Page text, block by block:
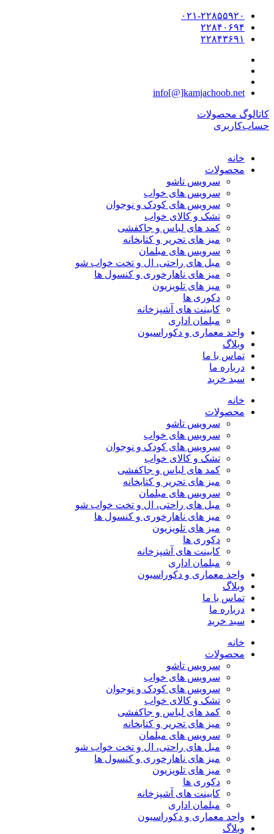
۰۲۱-۲۲۸۵۵۹۲۰
۲۲۸۴۰۶۹۴
۲۲۸۴۳۶۹۱
info[@]kamjachoob.net
کاتالوگ محصولات
حساب‌کاربری
خانه
محصولات
سرویس تاشو
سرویس های خواب
سرویس های کودک و نوجوان
تشک و کالای خواب
کمد های لباس و جاکفشی
میز های تحریر و کتابخانه
سرویس های مبلمان
مبل های راحتی، ال و تخت خواب شو
میز های ناهارخوری و کنسول ها
میز های تلویزیون
دکوری ها
کابینت های آشپزخانه
مبلمان اداری
واحد معماری و دکوراسیون
وبلاگ
تماس با ما
درباره ما
سبد خرید
خانه
محصولات
سرویس تاشو
سرویس های خواب
سرویس های کودک و نوجوان
تشک و کالای خواب
کمد های لباس و جاکفشی
میز های تحریر و کتابخانه
سرویس های مبلمان
مبل های راحتی، ال و تخت خواب شو
میز های ناهارخوری و کنسول ها
میز های تلویزیون
دکوری ها
کابینت های آشپزخانه
مبلمان اداری
واحد معماری و دکوراسیون
وبلاگ
تماس با ما
درباره ما
سبد خرید
خانه
محصولات
سرویس تاشو
سرویس های خواب
سرویس های کودک و نوجوان
تشک و کالای خواب
کمد های لباس و جاکفشی
میز های تحریر و کتابخانه
سرویس های مبلمان
مبل های راحتی، ال و تخت خواب شو
میز های ناهارخوری و کنسول ها
میز های تلویزیون
دکوری ها
کابینت های آشپزخانه
مبلمان اداری
واحد معماری و دکوراسیون
وبلاگ